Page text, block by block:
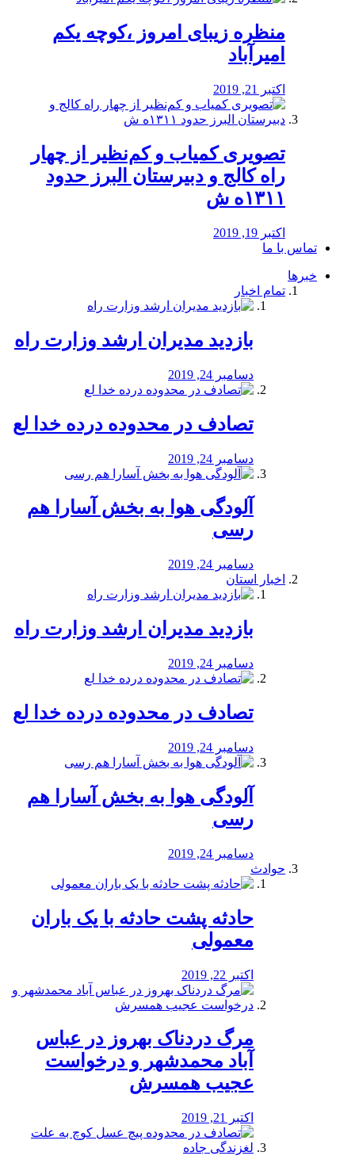
منظره‌‌ زیبای امروز ،کوچه یکم
امیرآباد
اکتبر 21, 2019
️تصویری کمیاب و کم‌نظیر از چهار
راه كالج و دبيرستان البرز حدود
۱۳۱۱ه ش
اکتبر 19, 2019
تماس با ما
خبرها
تمام اخبار
بازدید مدیران ارشد وزارت راه
دسامبر 24, 2019
تصادف در محدوده درده خدا لع
دسامبر 24, 2019
آلودگی هوا به بخش آسارا هم
رسی
دسامبر 24, 2019
اخبار استان
بازدید مدیران ارشد وزارت راه
دسامبر 24, 2019
تصادف در محدوده درده خدا لع
دسامبر 24, 2019
آلودگی هوا به بخش آسارا هم
رسی
دسامبر 24, 2019
حوادث
️حادثه پشت حادثه با یک باران
معمولی
اکتبر 22, 2019
مرگ دردناک بهروز در عباس
آباد محمدشهر و درخواست
عجیب همسرش
اکتبر 21, 2019